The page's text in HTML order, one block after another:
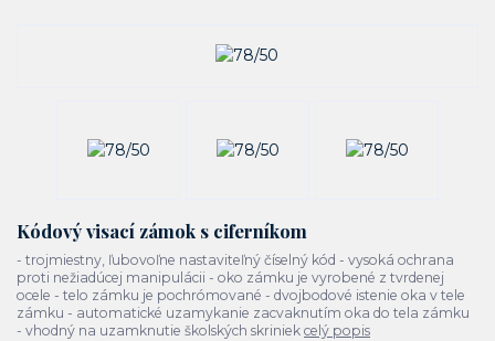
Kódový visací zámok s ciferníkom
- trojmiestny, ľubovoľne nastaviteľný číselný kód - vysoká ochrana
proti nežiadúcej manipulácii - oko zámku je vyrobené z tvrdenej
ocele - telo zámku je pochrómované - dvojbodové istenie oka v tele
zámku - automatické uzamykanie zacvaknutím oka do tela zámku
- vhodný na uzamknutie školských skriniek celý popis